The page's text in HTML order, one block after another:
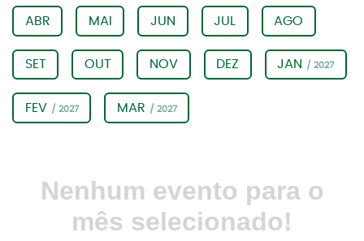
ABR MAI JUN JUL AGO
SET OUT NOV DEZ JAN / 2027
FEV / 2027 MAR / 2027
Nenhum evento para o
mês selecionado!